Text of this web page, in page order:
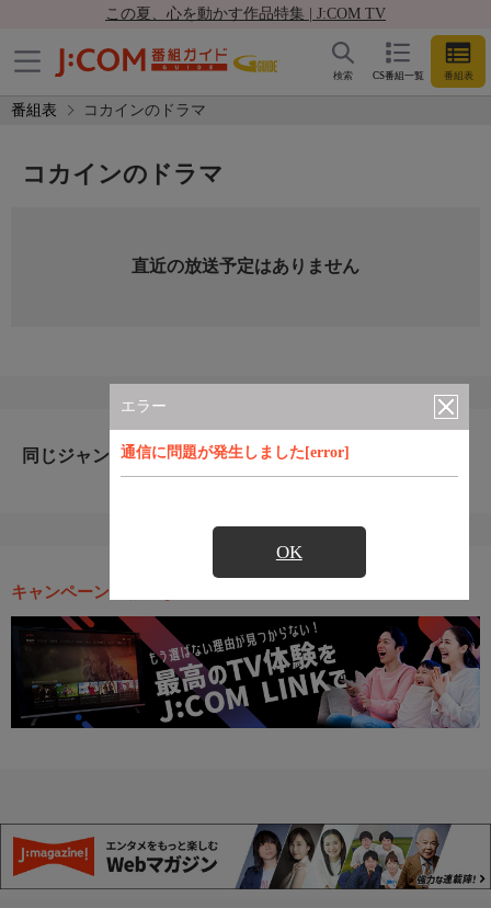
この夏、心を動かす作品特集 | J:COM TV
CS番組一覧 番組表
検索
番組表 コカインのドラマ
エラー
通信に問題が発生しました[error]
OK
コカインのドラマ
直近の放送予定はありません
同じジャンルのおすすめ番組
キャンペーン・お得な情報